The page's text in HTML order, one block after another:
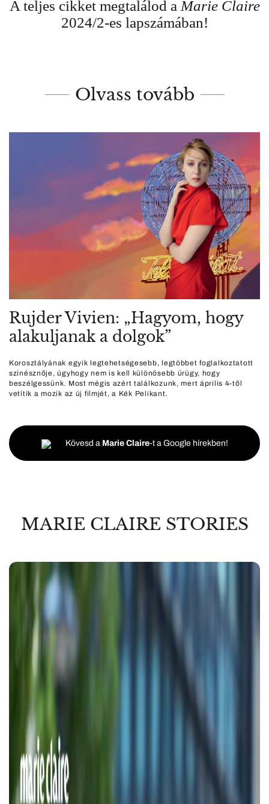
A teljes cikket megtalálod a Marie Claire
2024/2-es lapszámában!
Olvass tovább
Rujder Vivien: „Hagyom, hogy
alakuljanak a dolgok”
Korosztályának egyik legtehetségesebb, legtöbbet foglalkoztatott
színésznője, úgyhogy nem is kell különösebb ürügy, hogy
beszélgessünk. Most mégis azért találkozunk, mert április 4-től
vetítik a mozik az új filmjét, a Kék Pelikant.
Kövesd a Marie Claire-t a Google hírekben!
MARIE CLAIRE STORIES